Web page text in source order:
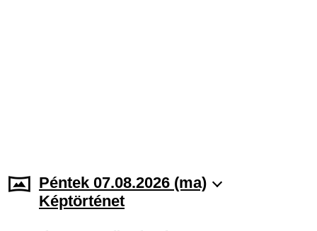
Péntek 07.08.2026 (ma)
Képtörténet